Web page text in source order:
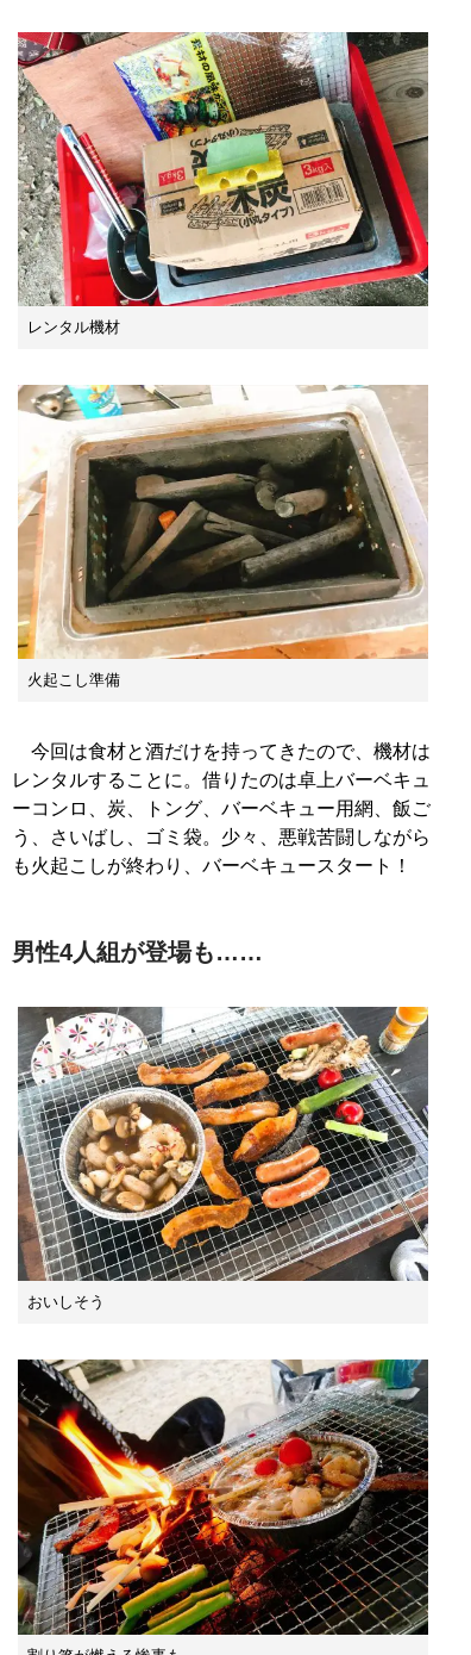
レンタル機材
火起こし準備
今回は食材と酒だけを持ってきたので、機材は
レンタルすることに。借りたのは卓上バーベキュ
ーコンロ、炭、トング、バーベキュー用網、飯ご
う、さいばし、ゴミ袋。少々、悪戦苦闘しながら
も火起こしが終わり、バーベキュースタート！
男性4人組が登場も……
おいしそう